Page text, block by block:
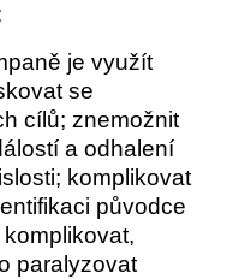
je využít
se
cílů; znemožnit
a odhalení
komplikovat
původce
paralyzovat